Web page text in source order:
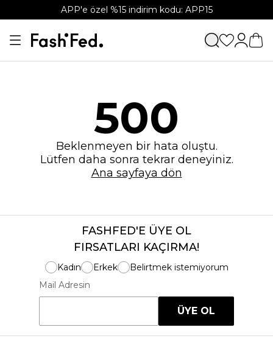
APP'e özel %15 indirim kodu: APP15
500
Beklenmeyen bir hata oluştu.
Lütfen daha sonra tekrar deneyiniz.
Ana sayfaya dön
FASHFED'E ÜYE OL
FIRSATLARI KAÇIRMA!
Kadın Erkek
Belirtmek istemiyorum
Mail Adresin
ÜYE OL